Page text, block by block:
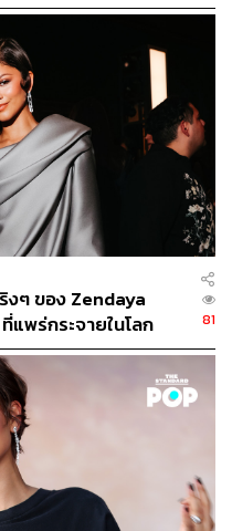
งๆ ของ Zendaya
แพร่กระจายในโลก
81